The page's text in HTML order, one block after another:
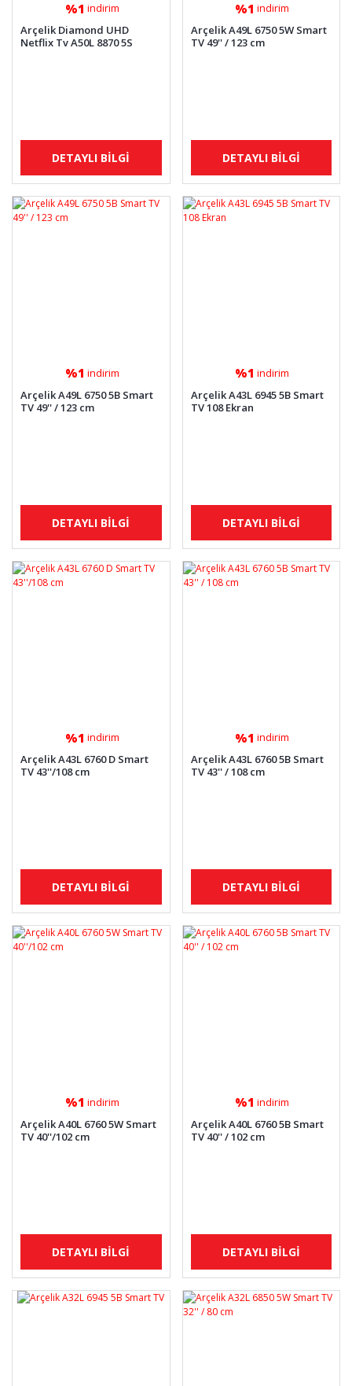
%1 indirim
Arçelik Diamond UHD
Netflix Tv A50L 8870 5S
DETAYLI BİLGİ
%1 indirim
Arçelik A49L 6750 5W Smart
TV 49'' / 123 cm
DETAYLI BİLGİ
%1 indirim
Arçelik A49L 6750 5B Smart
TV 49'' / 123 cm
DETAYLI BİLGİ
%1 indirim
Arçelik A43L 6945 5B Smart
TV 108 Ekran
DETAYLI BİLGİ
%1 indirim
Arçelik A43L 6760 D Smart
TV 43''/108 cm
DETAYLI BİLGİ
%1 indirim
Arçelik A43L 6760 5B Smart
TV 43'' / 108 cm
DETAYLI BİLGİ
%1 indirim
Arçelik A40L 6760 5W Smart
TV 40''/102 cm
DETAYLI BİLGİ
%1 indirim
Arçelik A40L 6760 5B Smart
TV 40'' / 102 cm
DETAYLI BİLGİ